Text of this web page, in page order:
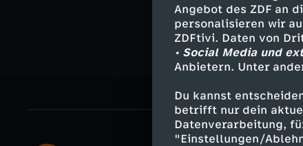
Angebot des ZDF an
personalisieren wir
ZDFtivi. Daten von
• Social Media und
Anbietern. Unter
Du kannst
betrifft nur dein
Datenverarbeitung,
"Einstellungen/